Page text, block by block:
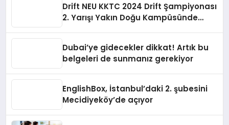
Drift NEU KKTC 2024 Drift Şampiyonası
2. Yarışı Yakın Doğu Kampüsünde
Dubai’ye gidecekler dikkat! Artık bu
belgeleri de sunmanız gerekiyor
EnglishBox, İstanbul’daki 2. şubesini
Mecidiyeköy’de açıyor